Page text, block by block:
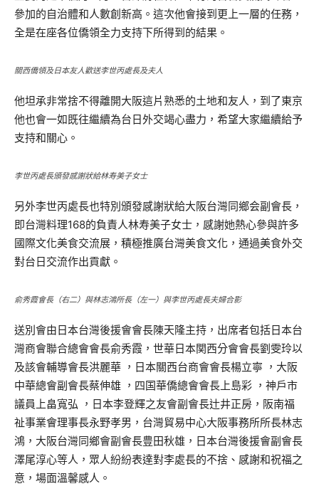
參加的自治體和人數創新高。這次他會接到更上一層的任務，
全是在座各位僑領全力支持下所得到的結果。
關西僑領及日本友人歡送李世丙處長及夫人
他坦承非常捨不得離開大阪這片熟悉的土地和友人，到了東京
他也會一如既往繼續為台日外交竭心盡力，希望大家繼續給予
支持和關心。
李世丙處長頒發感謝狀給林寿美子女士
另外李世丙處長也特別頒發感謝狀給大阪台灣同鄉会副會長，
即台灣料理168的負責人林寿美子女士，感謝她熱心參與許多
國際文化美食交流展，積極推廣台灣美食文化，通過美食外交
對台日交流作出貢獻。
俞秀霞會長（右二）與林志鴻所長（左一）與李世丙處長夫婦合影
送別會由日本台灣後援會會長陳天隆主持，出席者包括日本台
灣商會聯合總會會長俞秀霞，世華日本関西分會會長劉雯玲以
及該會輔導會長洪麗華 ，日本關西台商會會長楊立寧 ，大阪
中華總會副會長蔡伸雄 ，四国華僑總會會長上島彩 ，神戶市
議員上畠寬弘 ，日本李登輝之友會副會長辻井正房，阪南福
祉事業會理事長永野孝男，台灣貿易中心大阪事務所所長林志
鴻，大阪台灣同鄉會副會長豊田秋雄，日本台灣後援會副會長
澤尾淳心等人，眾人紛紛表達對李處長的不捨、感謝和祝福之
意，場面溫馨感人。